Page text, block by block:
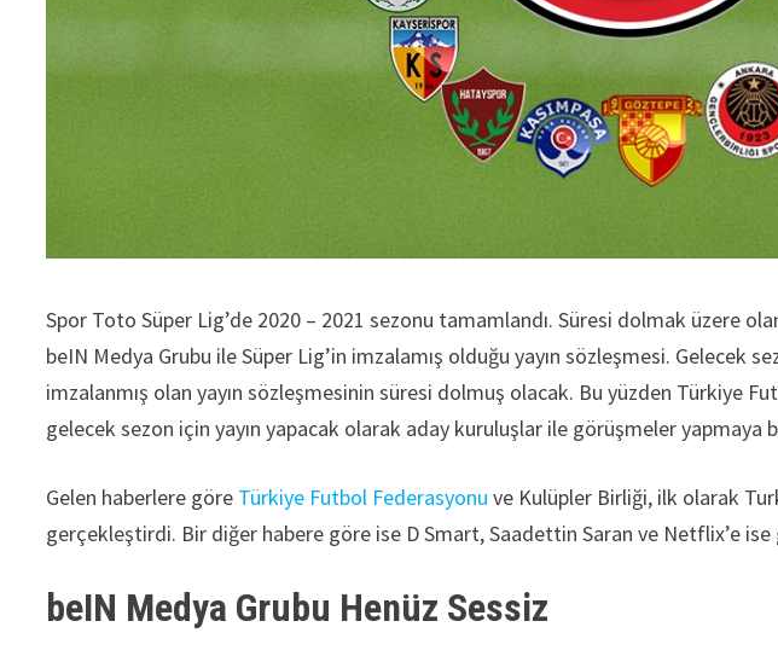
Spor Toto Süper Lig’de 2020 – 2021 sezonu tamamlandı. Süresi dolmak üzere
beIN Medya Grubu ile Süper Lig’in imzalamış olduğu yayın sözleşmesi. Gelecek
imzalanmış olan yayın sözleşmesinin süresi dolmuş olacak. Bu yüzden Türkiye
gelecek sezon için yayın yapacak olarak aday kuruluşlar ile görüşmeler yapmaya
Gelen haberlere göre Türkiye Futbol Federasyonu ve Kulüpler Birliği, ilk olarak
gerçekleştirdi. Bir diğer habere göre ise D Smart, Saadettin Saran ve Netflix’e
beIN Medya Grubu Henüz Sessiz